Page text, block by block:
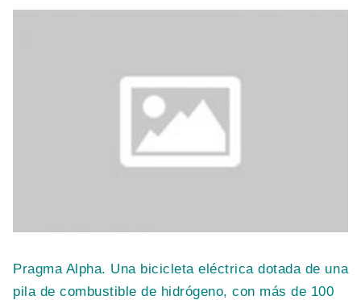
Pragma Alpha. Una bicicleta eléctrica dotada de una
pila de combustible de hidrógeno, con más de 100